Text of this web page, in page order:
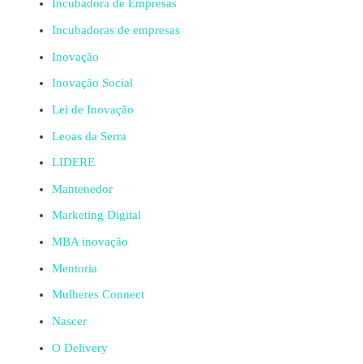
Incubadora de Empresas
Incubadoras de empresas
Inovação
Inovação Social
Lei de Inovação
Leoas da Serra
LIDERE
Mantenedor
Marketing Digital
MBA inovação
Mentoria
Mulheres Connect
Nascer
O Delivery